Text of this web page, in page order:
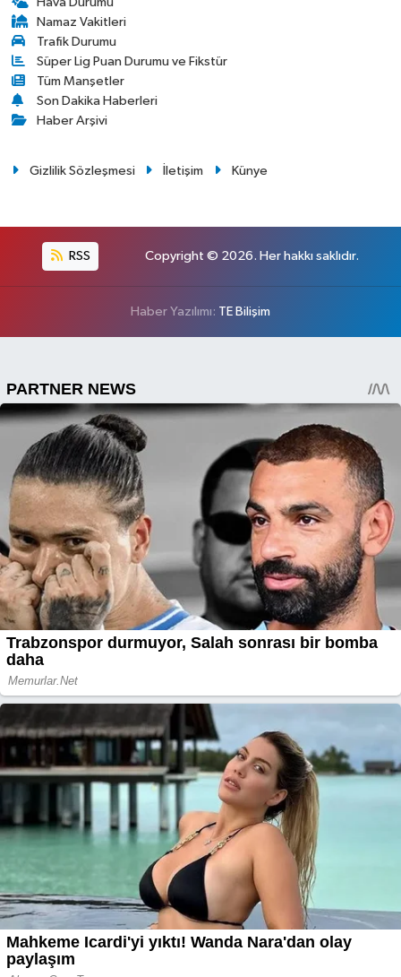
Namaz Vakitleri
Trafik Durumu
Süper Lig Puan Durumu ve Fikstür
Tüm Manşetler
Son Dakika Haberleri
Haber Arşivi
Gizlilik Sözleşmesi İletişim Künye
RSS Copyright © 2026. Her hakkı saklıdır.
Haber Yazılımı: TE Bilişim